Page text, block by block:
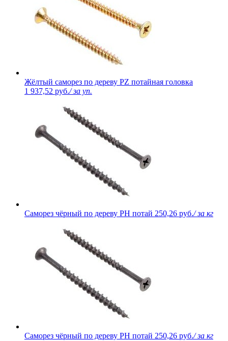
Жёлтый саморез по дереву PZ потайная головка
1 937,52 руб./ за уп.
Саморез чёрный по дереву PH потай 250,26 руб./ за кг
Саморез чёрный по дереву PH потай 250,26 руб./ за кг